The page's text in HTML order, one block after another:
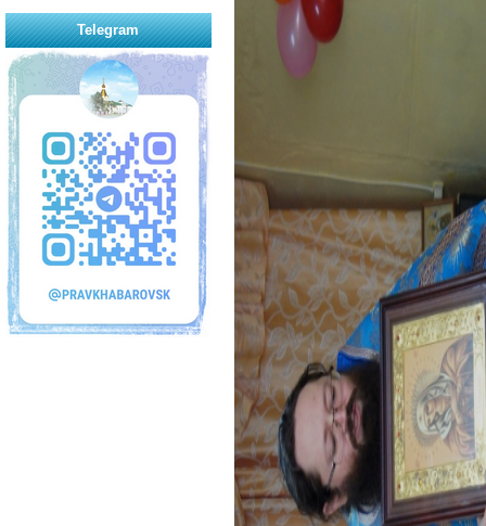
Telegram